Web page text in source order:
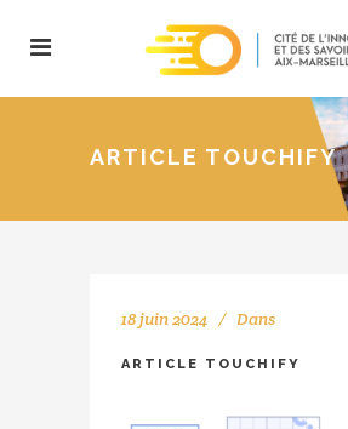
ARTICLE TOUCHIFY
18 juin 2024 Dans
ARTICLE TOUCHIFY